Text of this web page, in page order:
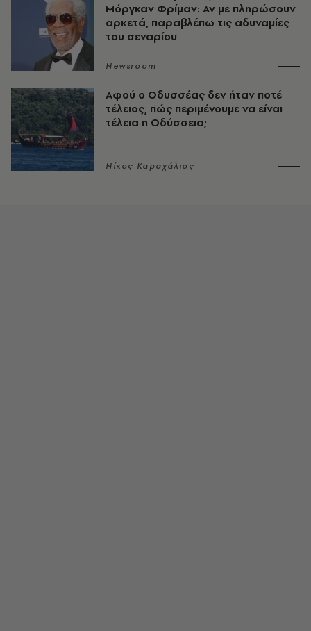
Μόργκαν Φρίμαν: Αν με πληρώσουν
αρκετά, παραβλέπω τις αδυναμίες
του σεναρίου
Newsroom
Αφού ο Οδυσσέας δεν ήταν ποτέ
τέλειος, πώς περιμένουμε να είναι
τέλεια η Οδύσσεια;
Νίκος Καραχάλιος